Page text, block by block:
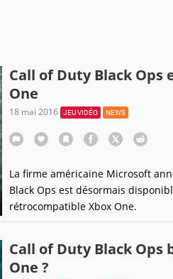
Call of Duty Black Ops
One
18 mai 2016 JEU VIDÉO NEWS
La firme américaine Microsoft
Black Ops est désormais
rétrocompatible Xbox One.
Call of Duty Black
One ?